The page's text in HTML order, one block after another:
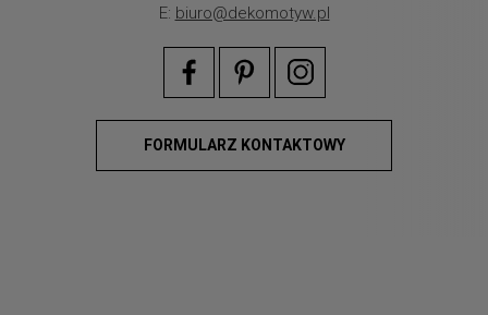
E: biuro@dekomotyw.pl
FORMULARZ KONTAKTOWY